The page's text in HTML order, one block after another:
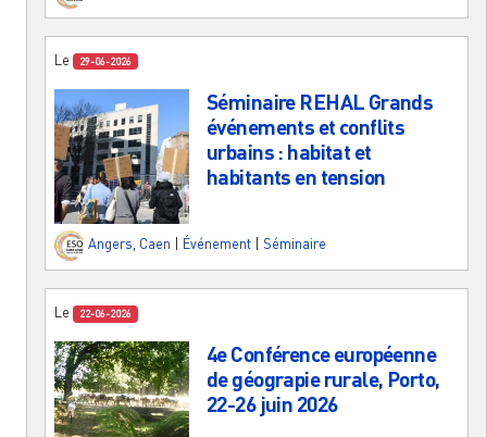
Le 29-06-2026
Séminaire REHAL Grands
événements et conflits
urbains : habitat et
habitants en tension
Angers, Caen Événement Séminaire
Le 22-06-2026
4e Conférence européenne
de géograpie rurale, Porto,
22-26 juin 2026